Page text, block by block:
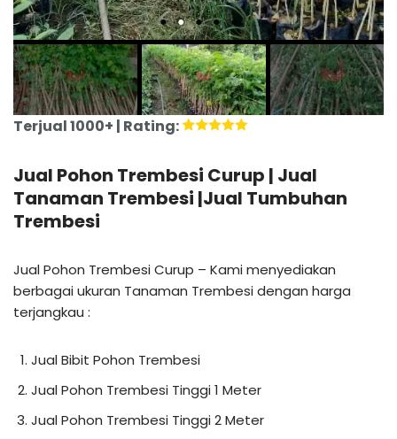
Terjual 1000+ | Rating:
Jual Pohon Trembesi Curup | Jual
Tanaman Trembesi |Jual Tumbuhan
Trembesi
Jual Pohon Trembesi Curup – Kami menyediakan
berbagai ukuran Tanaman Trembesi dengan harga
terjangkau :
Jual Bibit Pohon Trembesi
Jual Pohon Trembesi Tinggi 1 Meter
Jual Pohon Trembesi Tinggi 2 Meter